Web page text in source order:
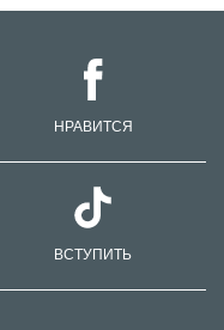
НРАВИТСЯ
ВСТУПИТЬ